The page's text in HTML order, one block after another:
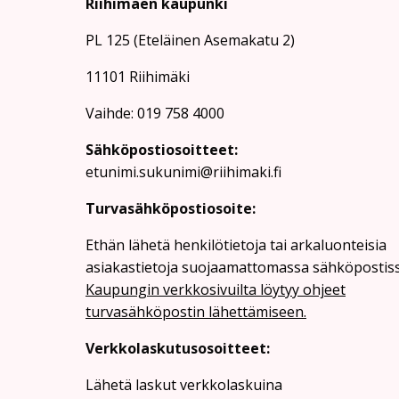
PL 125 (Eteläinen Asemakatu 2)
11101 Riihimäki
Vaihde: 019 758 4000
Sähköpostiosoitteet:
etunimi.sukunimi@riihimaki.fi
Turvasähköpostiosoite:
Ethän lähetä henkilötietoja tai arkaluonteisia
asiakastietoja suojaamattomassa
Kaupungin verkkosivuilta löytyy ohjeet
turvasähköpostin lähettämiseen.
Verkkolaskutusosoitteet:
Lähetä laskut verkkolaskuina